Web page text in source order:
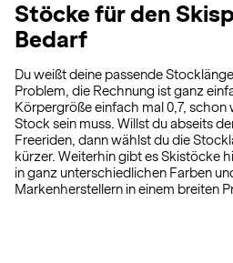
Stöcke für den
Bedarf
Du weißt deine passende
Problem, die Rechnung ist ganz
Körpergröße einfach mal 0,7, schon
Stock sein muss. Willst du abseits
Freeriden, dann wählst du die
kürzer. Weiterhin gibt es Skistöcke
in ganz unterschiedlichen Farben
Markenherstellern in einem breiten